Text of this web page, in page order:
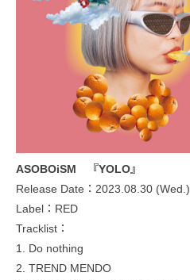
ASOBOiSM 『YOLO』
Release Date：2023.08.30 (Wed.)
Label：RED
Tracklist：
1. Do nothing
2. TREND MENDO